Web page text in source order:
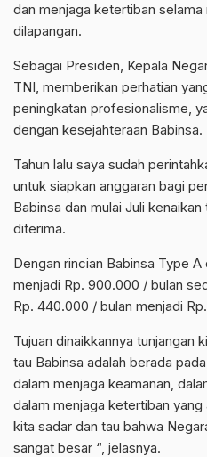
dan menjaga ketertiban
dilapangan.
Sebagai Presiden, Kepala
TNI, memberikan perhatian
peningkatan profesionalisme,
dengan kesejahteraan Babinsa.
Tahun lalu saya sudah
untuk siapkan anggaran bagi
Babinsa dan mulai Juli
diterima.
Dengan rincian Babinsa Type A
menjadi Rp. 900.000 / bulan
Rp. 440.000 / bulan menjadi
Tujuan dinaikkannya tunjangan
tau Babinsa adalah berada
dalam menjaga keamanan,
dalam menjaga ketertiban
kita sadar dan tau bahwa
sangat besar “, jelasnya.